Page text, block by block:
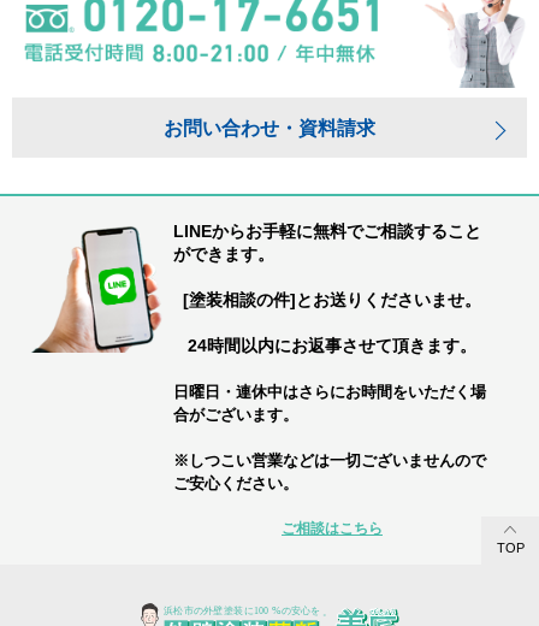
お問い合わせ・資料請求
LINEからお手軽に無料でご相談すること
ができます。
[塗装相談の件]とお送りくださいませ。
24時間以内にお返事させて頂きます。
日曜日・連休中はさらにお時間をいただく場
合がございます。
※しつこい営業などは一切ございませんので
ご安心ください。
ご相談はこちら
TOP